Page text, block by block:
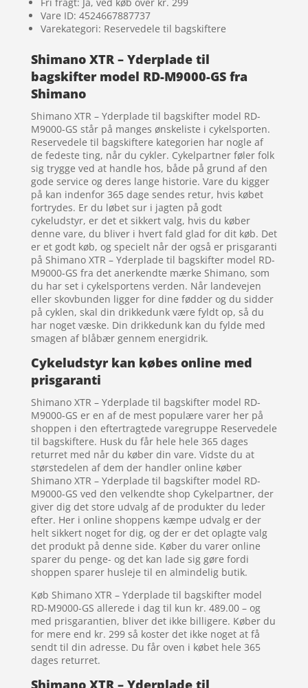
Vare ID: 4524667887737
Varekategori: Reservedele til bagskiftere
Shimano XTR – Yderplade til
bagskifter model RD-M9000-GS fra
Shimano
Shimano XTR – Yderplade til bagskifter model RD-
M9000-GS står på manges ønskeliste i cykelsporten.
Reservedele til bagskiftere kategorien har nogle af
de fedeste ting, når du cykler. Cykelpartner føler folk
sig trygge ved at handle hos, både på grund af den
gode service og deres lange historie. Vare du kigger
på kan indenfor 365 dage sendes retur, hvis købet
fortrydes. Er du løbet sur i jagten på godt
cykeludstyr, er det et sikkert valg, hvis du køber
denne vare, du bliver i hvert fald glad for dit køb. Det
er et godt køb, og specielt når der også er prisgaranti
på Shimano XTR – Yderplade til bagskifter model RD-
M9000-GS fra det anerkendte mærke Shimano, som
du har set i cykelsportens verden. Når landevejen
eller skovbunden ligger for dine fødder og du sidder
på cyklen, skal din drikkedunk være fyldt op, så du
har noget væske. Din drikkedunk kan du fylde med
smagen af blåbær gennem energidrik.
Cykeludstyr kan købes online med
prisgaranti
Shimano XTR – Yderplade til bagskifter model RD-
M9000-GS er en af de mest populære varer her på
shoppen i den eftertragtede varegruppe Reservedele
til bagskiftere. Husk du får hele hele 365 dages
returret med når du køber din vare. Vidste du at
størstedelen af dem der handler online køber
Shimano XTR – Yderplade til bagskifter model RD-
M9000-GS ved den velkendte shop Cykelpartner, der
giver dig det store udvalg af de produkter du leder
efter. Her i online shoppens kæmpe udvalg er der
helt sikkert noget for dig, og der er det oplagte valg
det produkt på denne side. Køber du varer online
sparer du penge- og det kan lade sig gøre fordi
shoppen sparer husleje til en almindelig butik.
Køb Shimano XTR – Yderplade til bagskifter model
RD-M9000-GS allerede i dag til kun kr. 489.00 – og
med prisgarantien, bliver det ikke billigere. Køber du
for mere end kr. 299 så koster det ikke noget at få
sendt til din adresse. Du får oven i købet hele 365
dages returret.
Shimano XTR – Yderplade til